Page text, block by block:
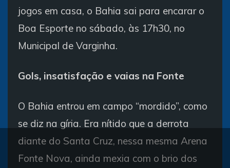
jogos em casa, o Bahia sai para encarar o
Boa Esporte no sábado, às 17h30, no
Municipal de Varginha.
Gols, insatisfação e vaias na Fonte
O Bahia entrou em campo “mordido”, como
se diz na gíria. Era nítido que a derrota
diante do Santa Cruz, nessa mesma Arena
Fonte Nova, ainda mexia com o brio dos